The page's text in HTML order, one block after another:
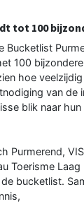
tot 100
Bucketlist
100
hoe
van de
blik naar
Purmerend,
Toerisme
bucketlist.